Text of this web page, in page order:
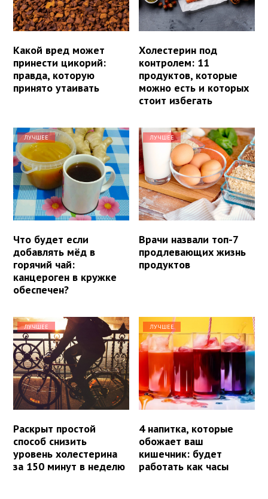
Какой вред может
принести цикорий:
правда, которую
принято утаивать
Холестерин под
контролем: 11
продуктов, которые
можно есть и которых
стоит избегать
ЛУЧШЕЕ
Что будет если
добавлять мёд в
горячий чай:
канцероген в кружке
обеспечен?
ЛУЧШЕЕ
Врачи назвали топ-7
продлевающих жизнь
продуктов
ЛУЧШЕЕ
Раскрыт простой
способ снизить
уровень холестерина
за 150 минут в неделю
ЛУЧШЕЕ
4 напитка, которые
обожает ваш
кишечник: будет
работать как часы